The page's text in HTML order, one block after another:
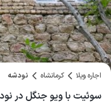
اجاره ویلا کرمانشاه نودشه
سوئیت با ویو جنگل در